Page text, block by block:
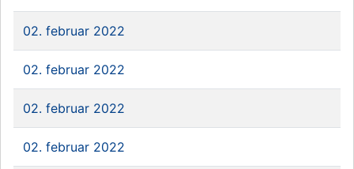
02. februar 2022
02. februar 2022
02. februar 2022
02. februar 2022